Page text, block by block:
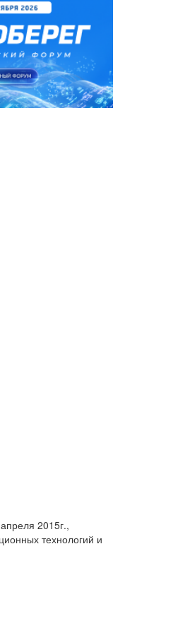
2015г.,
технологий и